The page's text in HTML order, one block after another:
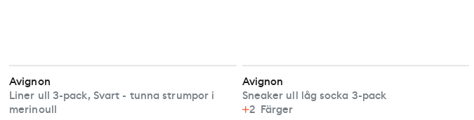
Avignon
Liner ull 3-pack, Svart - tunna strumpor i
merinoull
Avignon
Sneaker ull låg socka 3-pack
2 Färger